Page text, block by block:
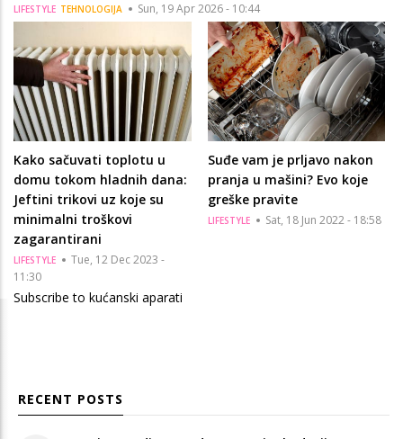
LIFESTYLE TEHNOLOGIJA Sun, 19 Apr 2026 - 10:44
Kako sačuvati toplotu u
domu tokom hladnih dana:
Jeftini trikovi uz koje su
minimalni troškovi
zagarantirani
LIFESTYLE
Tue, 12 Dec 2023 -
11:30
Suđe vam je prljavo nakon
pranja u mašini? Evo koje
greške pravite
LIFESTYLE Sat, 18 Jun 2022 - 18:58
Subscribe to kućanski aparati
RECENT POSTS